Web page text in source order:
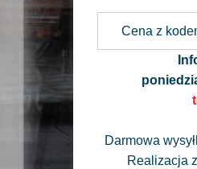
Cena z
Darmowa
Realizacja